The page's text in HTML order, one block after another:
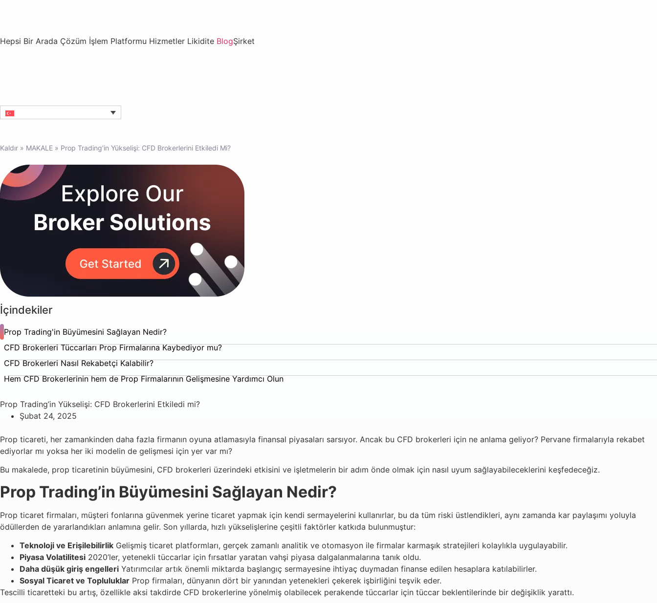
Hepsi Bir Arada Çözüm İşlem Platformu Hizmetler Likidite BlogŞirket
Kaldır » MAKALE » Prop Trading’in Yükselişi: CFD Brokerlerini Etkiledi Mi?
İçindekiler
Prop Trading'in Büyümesini Sağlayan Nedir?
CFD Brokerleri Tüccarları Prop Firmalarına Kaybediyor mu?
CFD Brokerleri Nasıl Rekabetçi Kalabilir?
Hem CFD Brokerlerinin hem de Prop Firmalarının Gelişmesine Yardımcı Olun
Prop Trading’in Yükselişi: CFD Brokerlerini Etkiledi mi?
Şubat 24, 2025
Prop ticareti, her zamankinden daha fazla firmanın oyuna atlamasıyla finansal piyasaları sarsıyor. Ancak bu CFD brokerleri için ne anlama geliyor? Pervane firmalarıyla rekabet
ediyorlar mı yoksa her iki modelin de gelişmesi için yer var mı?
Bu makalede, prop ticaretinin büyümesini, CFD brokerleri üzerindeki etkisini ve işletmelerin bir adım önde olmak için nasıl uyum sağlayabileceklerini keşfedeceğiz.
Prop Trading’in Büyümesini Sağlayan Nedir?
Prop ticaret firmaları, müşteri fonlarına güvenmek yerine ticaret yapmak için kendi sermayelerini kullanırlar, bu da tüm riski üstlendikleri, aynı zamanda kar paylaşımı yoluyla
ödüllerden de yararlandıkları anlamına gelir. Son yıllarda, hızlı yükselişlerine çeşitli faktörler katkıda bulunmuştur:
Teknoloji ve Erişilebilirlik Gelişmiş ticaret platformları, gerçek zamanlı analitik ve otomasyon ile firmalar karmaşık stratejileri kolaylıkla uygulayabilir.
Piyasa Volatilitesi 2020’ler, yetenekli tüccarlar için fırsatlar yaratan vahşi piyasa dalgalanmalarına tanık oldu.
Daha düşük giriş engelleri Yatırımcılar artık önemli miktarda başlangıç sermayesine ihtiyaç duymadan finanse edilen hesaplara katılabilirler.
Sosyal Ticaret ve Topluluklar Prop firmaları, dünyanın dört bir yanından yetenekleri çekerek işbirliğini teşvik eder.
Tescilli ticaretteki bu artış, özellikle aksi takdirde CFD brokerlerine yönelmiş olabilecek perakende tüccarlar için tüccar beklentilerinde bir değişiklik yarattı.